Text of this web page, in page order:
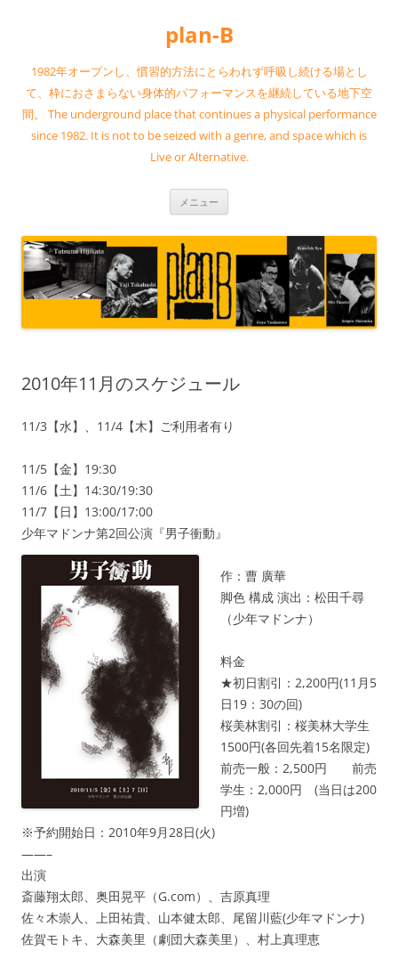
へ
キ
ッ
プ
plan-B
1982年オープンし、慣習的方法にとらわれず呼吸し続ける場とし
て、枠におさまらない身体的パフォーマンスを継続している地下空
間。 The underground place that continues a physical performance
since 1982. It is not to be seized with a genre, and space which is
Live or Alternative.
メニュー
2010年11月のスケジュール
11/3【水】、11/4【木】ご利用者有り
11/5【金】19:30
11/6【土】14:30/19:30
11/7【日】13:00/17:00
少年マドンナ第2回公演『男子衝動』
作：曹 廣華
脚色 構成 演出：松田千尋
（少年マドンナ）
料金
★初日割引：2,200円(11月5
日19：30の回)
桜美林割引：桜美林大学生
1500円(各回先着15名限定)
前売一般：2,500円 前売
学生：2,000円 (当日は200
円増)
※予約開始日：2010年9月28日(火)
——–
出演
斎藤翔太郎、奥田晃平（G.com）、吉原真理
佐々木崇人、上田祐貴、山本健太郎、尾留川藍(少年マドンナ)
佐賀モトキ、大森美里（劇団大森美里）、村上真理恵